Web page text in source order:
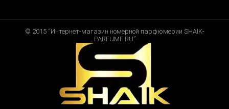
© 2015 “Интернет-магазин номерной парфюмерии SHAIK-
PARFUME.RU”